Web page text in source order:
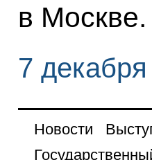
в Москве.
7
Новости